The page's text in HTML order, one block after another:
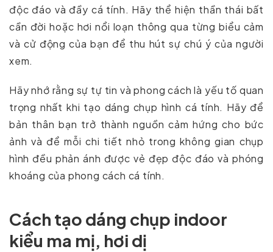
độc đáo và đầy cá tính. Hãy thể hiện thần thái bất
cần đời hoặc hơi nổi loạn thông qua từng biểu cảm
và cử động của bạn để thu hút sự chú ý của người
xem.
Hãy nhớ rằng sự tự tin và phong cách là yếu tố quan
trọng nhất khi tạo dáng chụp hình cá tính. Hãy để
bản thân bạn trở thành nguồn cảm hứng cho bức
ảnh và để mỗi chi tiết nhỏ trong không gian chụp
hình đều phản ánh được vẻ đẹp độc đáo và phóng
khoáng của phong cách cá tính.
Cách tạo dáng chụp indoor
kiểu ma mị, hơi dị